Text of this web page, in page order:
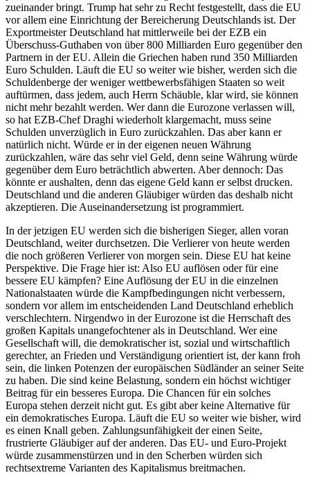
zueinander bringt. Trump hat sehr zu Recht festgestellt, dass die EU
vor allem eine Einrichtung der Bereicherung Deutschlands ist. Der
Exportmeister Deutschland hat mittlerweile bei der EZB ein
Überschuss-Guthaben von über 800 Milliarden Euro gegenüber den
Partnern in der EU. Allein die Griechen haben rund 350 Milliarden
Euro Schulden. Läuft die EU so weiter wie bisher, werden sich die
Schuldenberge der weniger wettbewerbsfähigen Staaten so weit
auftürmen, dass jedem, auch Herrn Schäuble, klar wird, sie können
nicht mehr bezahlt werden. Wer dann die Eurozone verlassen will,
so hat EZB-Chef Draghi wiederholt klargemacht, muss seine
Schulden unverzüglich in Euro zurückzahlen. Das aber kann er
natürlich nicht. Würde er in der eigenen neuen Währung
zurückzahlen, wäre das sehr viel Geld, denn seine Währung würde
gegenüber dem Euro beträchtlich abwerten. Aber dennoch: Das
könnte er aushalten, denn das eigene Geld kann er selbst drucken.
Deutschland und die anderen Gläubiger würden das deshalb nicht
akzeptieren. Die Auseinandersetzung ist programmiert.
In der jetzigen EU werden sich die bisherigen Sieger, allen voran
Deutschland, weiter durchsetzen. Die Verlierer von heute werden
die noch größeren Verlierer von morgen sein. Diese EU hat keine
Perspektive. Die Frage hier ist: Also EU auflösen oder für eine
bessere EU kämpfen? Eine Auflösung der EU in die einzelnen
Nationalstaaten würde die Kampfbedingungen nicht verbessern,
sondern vor allem im entscheidenden Land Deutschland erheblich
verschlechtern. Nirgendwo in der Eurozone ist die Herrschaft des
großen Kapitals unangefochtener als in Deutschland. Wer eine
Gesellschaft will, die demokratischer ist, sozial und wirtschaftlich
gerechter, an Frieden und Verständigung orientiert ist, der kann froh
sein, die linken Potenzen der europäischen Südländer an seiner Seite
zu haben. Die sind keine Belastung, sondern ein höchst wichtiger
Beitrag für ein besseres Europa. Die Chancen für ein solches
Europa stehen derzeit nicht gut. Es gibt aber keine Alternative für
ein demokratisches Europa. Läuft die EU so weiter wie bisher, wird
es einen Knall geben. Zahlungsunfähigkeit der einen Seite,
frustrierte Gläubiger auf der anderen. Das EU- und Euro-Projekt
würde zusammenstürzen und in den Scherben würden sich
rechtsextreme Varianten des Kapitalismus breitmachen.